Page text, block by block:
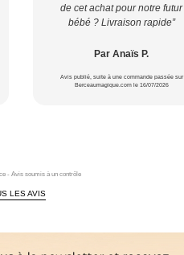
de cet achat pour notre futur
bébé ? Livraison rapide”
Par Anaïs P.
Avis publié, suite à une commande passée sur
Berceaumagique.com le 16/07/2026
- Avis soumis à un contrôle
LES AVIS